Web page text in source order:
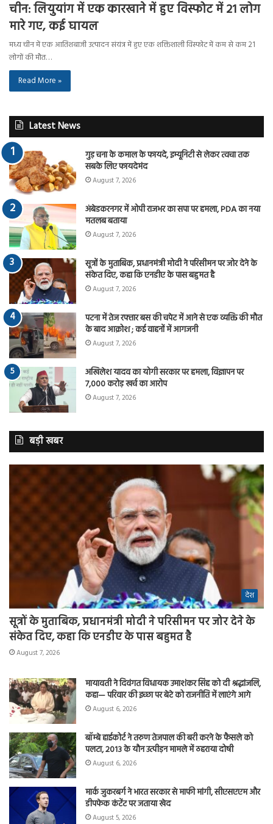
चीन: लियुयांग में एक कारखाने में हुए विस्फोट में 21 लोग
मारे गए, कई घायल
मध्य चीन में एक आतिशबाजी उत्पादन संयंत्र में हुए एक शक्तिशाली विस्फोट में कम से कम 21
लोगों की मौत…
Read More »
Latest News
गुड़ चना के कमाल के फायदे, इम्यूनिटी से लेकर त्वचा तक
सबके लिए फायदेमंद
August 7, 2026
अंबेडकरनगर में ओपी राजभर का सपा पर हमला, PDA का नया
मतलब बताया
August 7, 2026
सूत्रों के मुताबिक, प्रधानमंत्री मोदी ने परिसीमन पर जोर देने के
संकेत दिए, कहा कि एनडीए के पास बहुमत है
August 7, 2026
पटना में तेज रफ्तार बस की चपेट में आने से एक व्यक्ति की मौत
के बाद आक्रोश ; कई वाहनों में आगजनी
August 7, 2026
अखिलेश यादव का योगी सरकार पर हमला, विज्ञापन पर
7,000 करोड़ खर्च का आरोप
August 7, 2026
बड़ी खबर
देश
सूत्रों के मुताबिक, प्रधानमंत्री मोदी ने परिसीमन पर जोर देने के
संकेत दिए, कहा कि एनडीए के पास बहुमत है
August 7, 2026
मायावती ने दिवंगत विधायक उमाशंकर सिंह को दी श्रद्धांजलि,
कहा— परिवार की इच्छा पर बेटे को राजनीति में लाएंगे आगे
August 6, 2026
बॉम्बे हाईकोर्ट ने तरुण तेजपाल की बरी करने के फैसले को
पलटा, 2013 के यौन उत्पीड़न मामले में ठहराया दोषी
August 6, 2026
मार्क जुकरबर्ग ने भारत सरकार से माफी मांगी, सीएसएएम और
डीपफेक कंटेंट पर जताया खेद
August 5, 2026